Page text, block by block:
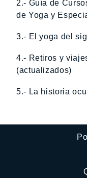
2.- Guía de
de Yoga y
3.- El yoga del
4.- Retiros y
(actualizados)
5.- La historia